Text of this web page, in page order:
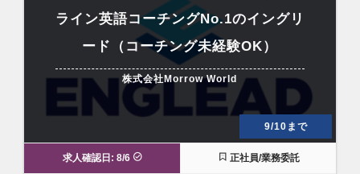
ライン英語コーチングNo.1のイングリ
ード（コーチング未経験OK）
株式会社Morrow World
9/10まで
求人確認日: 8/6 正社員/業務委託